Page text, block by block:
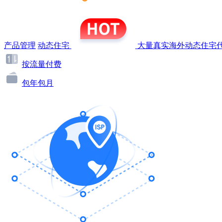
产品管理 动态住宅 大量真实海外动态住宅
按流量付费
包年包月